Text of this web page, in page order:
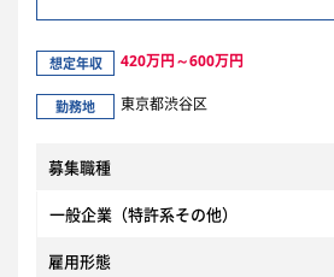
想定年収 420万円～600万円
勤務地 東京都渋谷区
募集職種
一般企業（特許系その他）
雇用形態